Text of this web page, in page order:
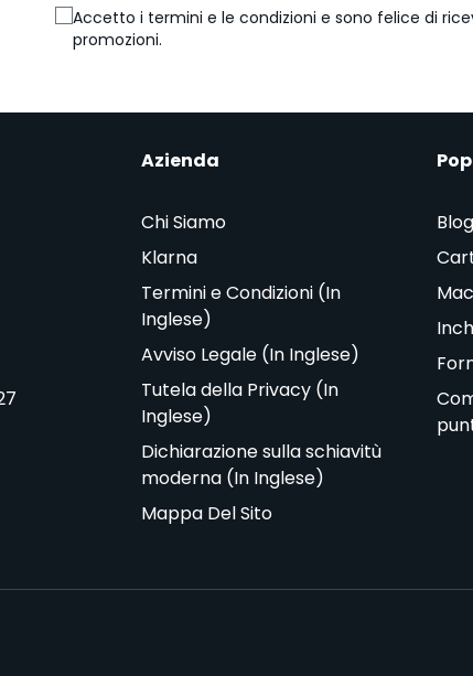
Accetto i termini e le condizioni e sono felice di
promozioni.
Azienda
Chi Siamo
Klarna
Termini e Condizioni (In
Inglese)
Avviso Legale (In Inglese)
Tutela della Privacy (In
Inglese)
Dichiarazione sulla schiavitù
moderna (In Inglese)
Mappa Del Sito
Blog